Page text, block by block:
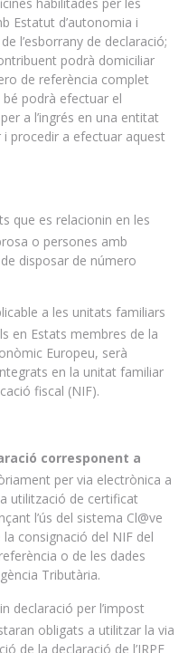
Estatut d’autonomia i
l’esborrany de declaració;
podrà domiciliar
de referència complet
podrà efectuar el
a l’ingrés en una entitat
i procedir a efectuar aquest
que es relacionin en les
o persones amb
disposar de número
a les unitats familiars
en Estats membres de la
Europeu, serà
en la unitat familiar
fiscal (NIF).
corresponent a
per via electrònica a
utilització de certificat
l’ús del sistema Cl@ve
consignació del NIF del
o de les dades
Tributària.
declaració per l’impost
obligats a utilitzar la via
de la declaració de l’IRPF